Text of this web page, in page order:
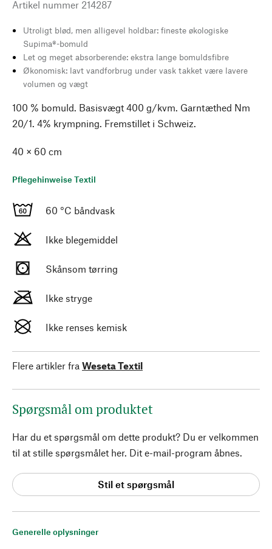
Generelle oplysninger
Artikel nummer 214287
Utroligt blød, men alligevel holdbar: fineste økologiske
Supima®-bomuld
Let og meget absorberende: ekstra lange bomuldsfibre
Økonomisk: lavt vandforbrug under vask takket være lavere
volumen og vægt
100 % bomuld. Basisvægt 400 g/kvm. Garntæthed Nm
20/1. 4% krympning. Fremstillet i Schweiz.
40 × 60 cm
Pflegehinweise Textil
60 °C båndvask
Ikke blegemiddel
Skånsom tørring
Ikke stryge
Ikke renses kemisk
Flere artikler fra Weseta Textil
Spørgsmål om produktet
Har du et spørgsmål om dette produkt? Du er velkommen
til at stille spørgsmålet her. Dit e-mail-program åbnes.
Stil et spørgsmål